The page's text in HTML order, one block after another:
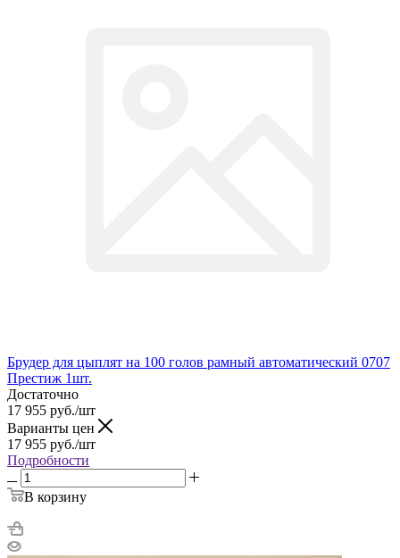
Брудер для цыплят на 100 голов рамный автоматический 0707
Престиж 1шт.
Достаточно
17 955 руб./шт
Варианты цен
17 955 руб./шт
Подробности
В корзину